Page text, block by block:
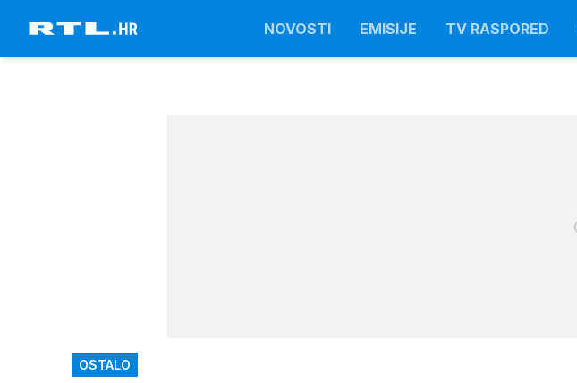
NOVOSTI EMISIJE TV RASPORED
OSTALO